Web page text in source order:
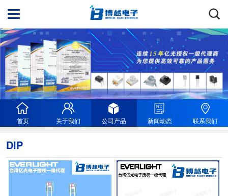
首页 关于我们 公司产品 新闻动态 联系我们
DIP